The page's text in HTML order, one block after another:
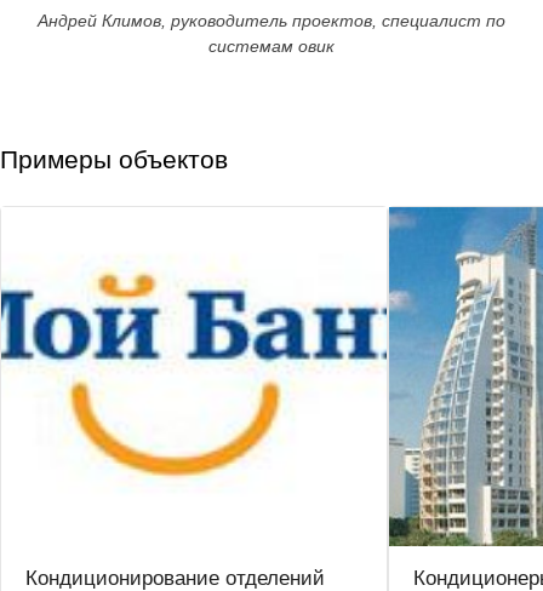
Андрей Климов, руководитель проектов, специалист по
системам овик
Примеры объектов
Кондиционирование отделений